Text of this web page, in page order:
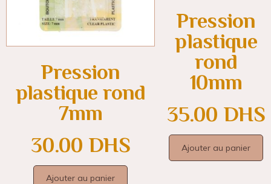
Pression
plastique rond
7mm
30.00 DHS
Ajouter au panier
Pression
plastique
rond
10mm
35.00 DHS
Ajouter au panier